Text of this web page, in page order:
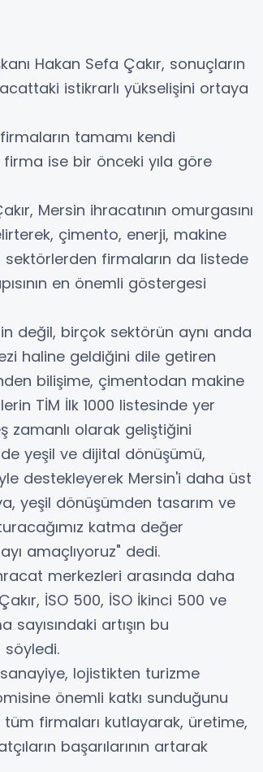
Hakan Sefa Çakır, sonuçların
istikrarlı yükselişini ortaya
tamamı kendi
ise bir önceki yıla göre
Mersin ihracatının omurgasını
çimento, enerji, makine
firmaların da listede
en önemli göstergesi
değil, birçok sektörün aynı anda
haline geldiğini dile getiren
bilişime, çimentodan makine
TİM İlk 1000 listesinde yer
zamanlı olarak geliştiğini
yeşil ve dijital dönüşümü,
destekleyerek Mersin'i daha üst
yeşil dönüşümden tasarım ve
katma değer
amaçlıyoruz" dedi.
merkezleri arasında daha
İSO 500, İSO İkinci 500 ve
artışın bu
lojistikten turizme
önemli katkı sunduğunu
tüm firmaları kutlayarak, üretime,
başarılarının artarak